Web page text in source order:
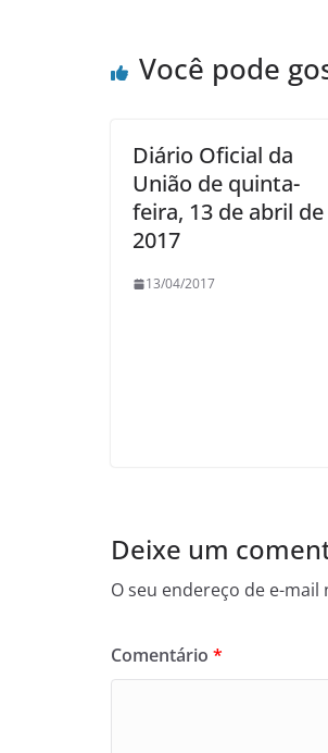
Você pode
Diário Oficial da
União de quinta-
feira, 13 de abril de
2017
13/04/2017
Deixe um
O seu endereço de e-
Comentário *